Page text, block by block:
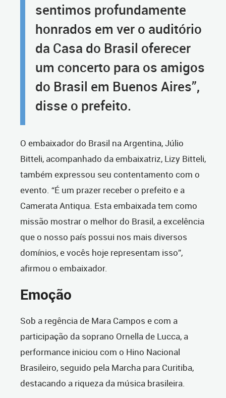
sentimos profundamente
honrados em ver o auditório
da Casa do Brasil oferecer
um concerto para os amigos
do Brasil em Buenos Aires”,
disse o prefeito.
O embaixador do Brasil na Argentina, Júlio
Bitteli, acompanhado da embaixatriz, Lizy Bitteli,
também expressou seu contentamento com o
evento. “É um prazer receber o prefeito e a
Camerata Antiqua. Esta embaixada tem como
missão mostrar o melhor do Brasil, a excelência
que o nosso país possui nos mais diversos
domínios, e vocês hoje representam isso”,
afirmou o embaixador.
Emoção
Sob a regência de Mara Campos e com a
participação da soprano Ornella de Lucca, a
performance iniciou com o Hino Nacional
Brasileiro, seguido pela Marcha para Curitiba,
destacando a riqueza da música brasileira.